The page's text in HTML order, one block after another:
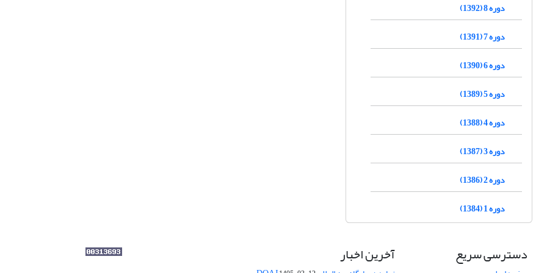
دوره 8 (1392)
دوره 7 (1391)
دوره 6 (1390)
دوره 5 (1389)
دوره 4 (1388)
دوره 3 (1387)
دوره 2 (1386)
دوره 1 (1384)
دسترسی سریع آخرین اخبار